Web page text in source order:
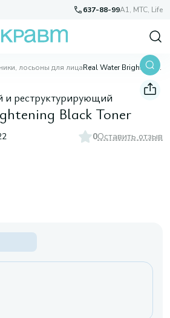
637-88-99A1, МТС, Life
лосьоны для лица Real Water Brightening Black Toner
реструктурирующий
Black Toner
0Оставить отзыв